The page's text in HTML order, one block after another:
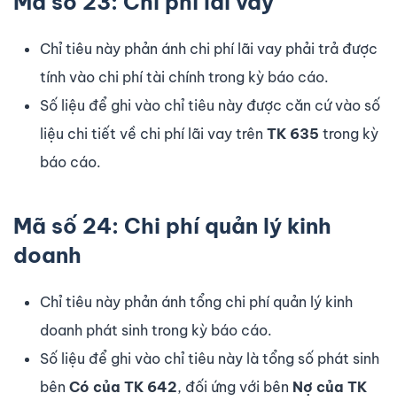
Chỉ tiêu này phản ánh chi phí lãi vay phải trả được
tính vào chi phí tài chính trong kỳ báo cáo.
Số liệu để ghi vào chỉ tiêu này được căn cứ vào số
liệu chi tiết về chi phí lãi vay trên TK 635 trong kỳ
báo cáo.
Mã số 24: Chi phí quản lý kinh
doanh
Chỉ tiêu này phản ánh tổng chi phí quản lý kinh
doanh phát sinh trong kỳ báo cáo.
Số liệu để ghi vào chỉ tiêu này là tổng số phát sinh
bên Có của TK 642, đối ứng với bên Nợ của TK